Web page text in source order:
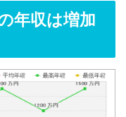
年収は増加